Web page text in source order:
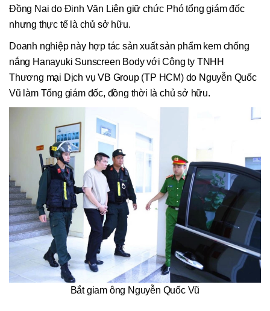
Đồng Nai do Đinh Văn Liên giữ chức Phó tổng giám đốc
nhưng thực tế là chủ sở hữu.
Doanh nghiệp này hợp tác sản xuất sản phẩm kem chống
nắng Hanayuki Sunscreen Body với Công ty TNHH
Thương mại Dịch vụ VB Group (TP HCM) do Nguyễn Quốc
Vũ làm Tổng giám đốc, đồng thời là chủ sở hữu.
Bắt giam ông Nguyễn Quốc Vũ